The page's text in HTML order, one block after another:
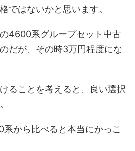
ではないかと思います。
4600系グループセット中古
だが、その時3万円程度にな
ることを考えると、良い選択
から比べると本当にかっこ